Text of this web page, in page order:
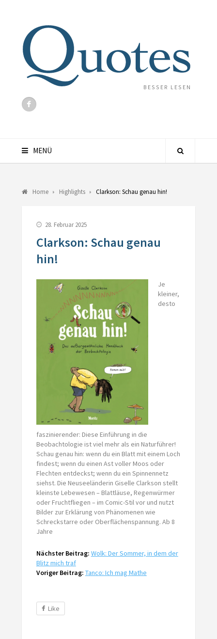
BESSER LESEN
MENÜ
Home Highlights Clarkson: Schau genau hin!
28. Februar 2025
Clarkson: Schau genau
hin!
Je
kleiner,
desto
faszinierender: Diese Einführung in die
Beobachtologie ist viel mehr als ein Naturführer!
Schau genau hin: wenn du ein Blatt mit einem Loch
findest; wenn du einen Ast voller Moos oder
Flechten entdeckst; wenn du ein Spinnennetz
siehst. Die Neuseeländerin Giselle Clarkson stellt
kleinste Lebewesen – Blattläuse, Regenwürmer
oder Fruchtfliegen – im Comic-Stil vor und nutzt
Bilder zur Erklärung von Phänomenen wie
Schreckstarre oder Oberflächenspannung. Ab 8
Jahre
Nächster Beitrag: Wolk: Der Sommer, in dem der
Blitz mich traf
Voriger Beitrag: Tanco: Ich mag Mathe
Like